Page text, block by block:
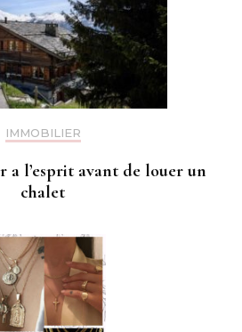
IMMOBILIER
a l’esprit avant de louer un
chalet